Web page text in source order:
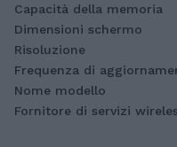
Capacità della memoria
Dimensioni schermo
Risoluzione
Frequenza di
Nome modello
Fornitore di servizi